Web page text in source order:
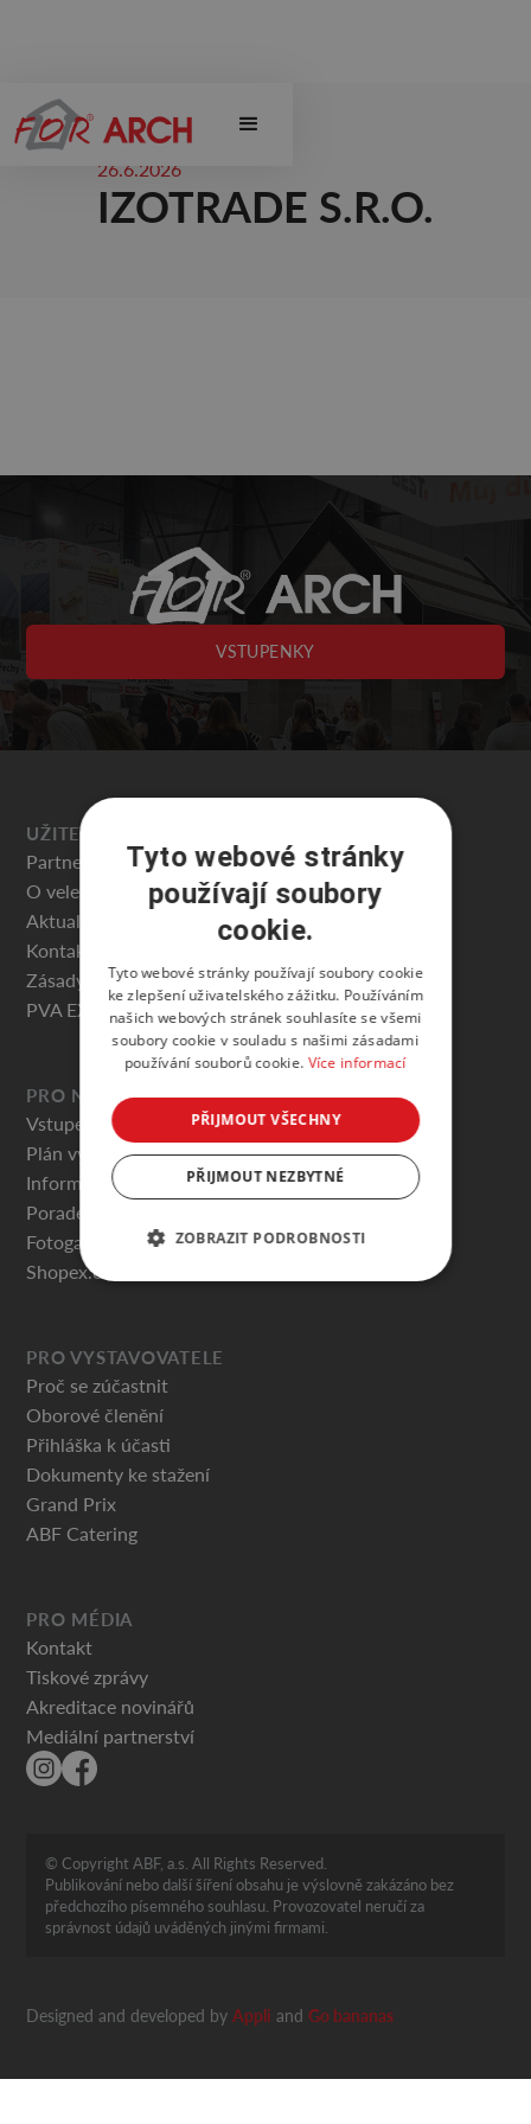
26.6.2026
IZOTRADE S.R.O.
VSTUPENKY
UŽITEČNÉ
Partneři veletrhu
O veletrhu
Aktuality
Kontakty
Zásady ochrany osobních údajů
PVA EXPO PRAHA
PRO NÁVŠTĚVNÍKY
Vstupenky
Plán výstaviště
Informace pro návštěvníky
Poradenská centra
Fotogalerie
Shopex.cz
PRO VYSTAVOVATELE
Proč se zúčastnit
Oborové členění
Přihláška k účasti
Dokumenty ke stažení
Grand Prix
ABF Catering
PRO MÉDIA
Kontakt
Tiskové zprávy
Akreditace novinářů
Mediální partnerství
© Copyright ABF, a.s. All Rights Reserved.
Publikování nebo další šíření obsahu je výslovně zakázáno bez
předchozího písemného souhlasu. Provozovatel neručí za
správnost údajů uváděných jinými firmami.
Designed and developed byAppli andGo bananas
Tyto webové stránky
používají soubory
cookie.
Tyto webové stránky používají soubory cookie
ke zlepšení uživatelského zážitku. Používáním
našich webových stránek souhlasíte se všemi
soubory cookie v souladu s našimi zásadami
používání souborů cookie. Více informací
PŘIJMOUT VŠECHNY
PŘIJMOUT NEZBYTNÉ
ZOBRAZIT PODROBNOSTI